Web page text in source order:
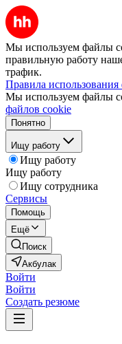
Мы используем файлы
правильную работу
трафик.
Правила
Мы используем файлы
файлов cookie
Понятно
Ищу работу
Ищу работу
Ищу работу
Ищу сотрудника
Сервисы
Помощь
Ещё
Поиск
Акбулак
Войти
Войти
Создать резюме